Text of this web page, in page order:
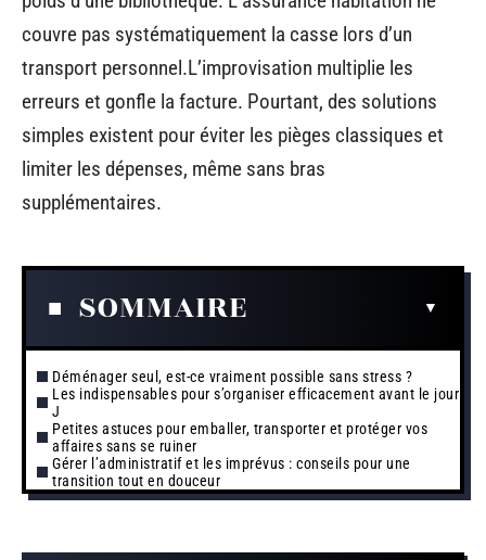
couvre pas systématiquement la casse lors d’un
transport personnel.L’improvisation multiplie les
erreurs et gonfle la facture. Pourtant, des solutions
simples existent pour éviter les pièges classiques et
limiter les dépenses, même sans bras
supplémentaires.
SOMMAIRE
Déménager seul, est-ce vraiment possible sans stress ?
Les indispensables pour s’organiser efficacement avant le jour
J
Petites astuces pour emballer, transporter et protéger vos
affaires sans se ruiner
Gérer l’administratif et les imprévus : conseils pour une
transition tout en douceur